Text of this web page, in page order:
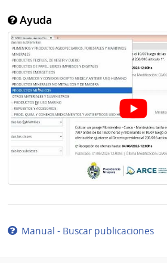
Ayuda
Manual - Buscar publicaciones